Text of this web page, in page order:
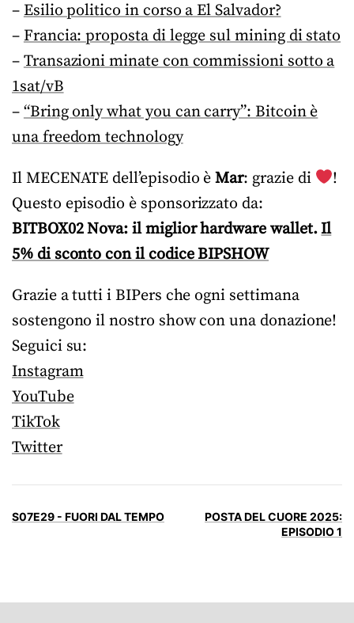
– Esilio politico in corso a El Salvador?
– Francia: proposta di legge sul mining di stato
– Transazioni minate con commissioni sotto a
1sat/vB
– “Bring only what you can carry”: Bitcoin è
una freedom technology
Il MECENATE dell’episodio èMar: grazie di
!
Questo episodio è sponsorizzato da:
BITBOX02 Nova: il miglior hardware wallet.Il
5% di sconto con il codice BIPSHOW
Grazie a tutti i BIPers che ogni settimana
sostengono il nostro show con una donazione!
Seguici su:
Instagram
YouTube
TikTok
Twitter
S07E29 - FUORI DAL TEMPO
POSTA DEL CUORE 2025:
EPISODIO 1